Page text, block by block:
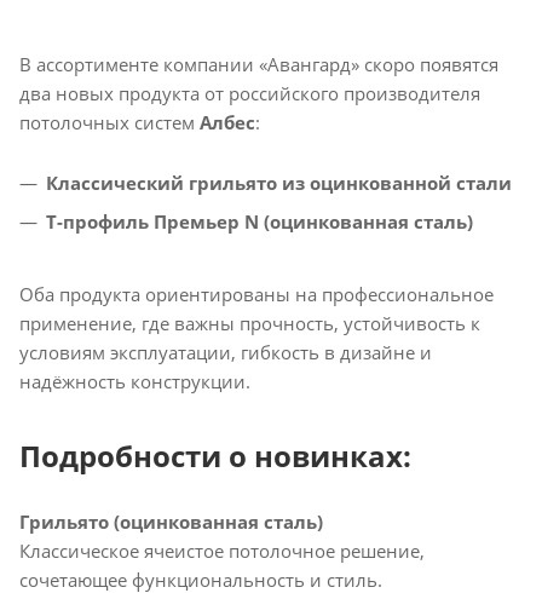
В ассортименте компании «Авангард» скоро появятся
два новых продукта от российского производителя
потолочных систем Албес:
Классический грильято из оцинкованной стали
Т-профиль Премьер N (оцинкованная сталь)
Оба продукта ориентированы на профессиональное
применение, где важны прочность, устойчивость к
условиям эксплуатации, гибкость в дизайне и
надёжность конструкции.
Подробности о новинках:
Грильято (оцинкованная сталь)
Классическое ячеистое потолочное решение,
сочетающее функциональность и стиль.